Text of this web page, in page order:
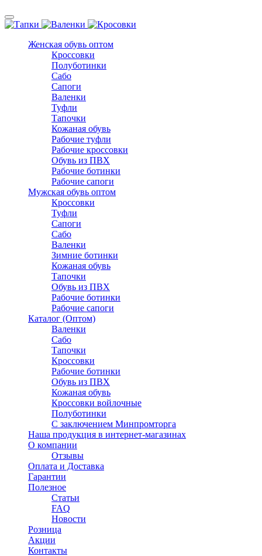
Женская обувь оптом
Кроссовки
Полуботинки
Сабо
Сапоги
Валенки
Туфли
Тапочки
Кожаная обувь
Рабочие туфли
Рабочие кроссовки
Обувь из ПВХ
Рабочие ботинки
Рабочие сапоги
Мужская обувь оптом
Кроссовки
Туфли
Сапоги
Сабо
Валенки
Зимние ботинки
Кожаная обувь
Тапочки
Обувь из ПВХ
Рабочие ботинки
Рабочие сапоги
Каталог (Оптом)
Валенки
Сабо
Тапочки
Кроссовки
Рабочие ботинки
Обувь из ПВХ
Кожаная обувь
Кроссовки войлочные
Полуботинки
C заключением Минпромторга
Наша продукция в интернет-магазинах
О компании
Отзывы
Оплата и Доставка
Гарантии
Полезное
Статьи
FAQ
Новости
Розница
Акции
Контакты